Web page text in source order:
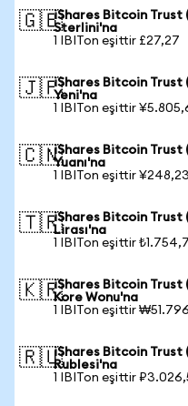
🇬🇧iShares Bitcoin Trust
Sterlini'na
1 IBITon eşittir £27,27
🇯🇵iShares Bitcoin Trust
Yeni'na
1 IBITon eşittir
🇨🇳iShares Bitcoin Trust
Yuanı'na
1 IBITon eşittir ¥248,23
🇹🇷iShares Bitcoin Trust
Lirası'na
1 IBITon eşittir
🇰🇷iShares Bitcoin Trust
Kore Wonu'na
1 IBITon eşittir
🇷🇺iShares Bitcoin Trust
Rublesi'na
1 IBITon eşittir